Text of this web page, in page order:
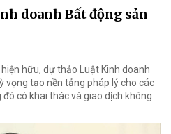
doanh Bất động sản
hữu, dự thảo Luật Kinh doanh
vọng tạo nền tảng pháp lý cho các
có khai thác và giao dịch không